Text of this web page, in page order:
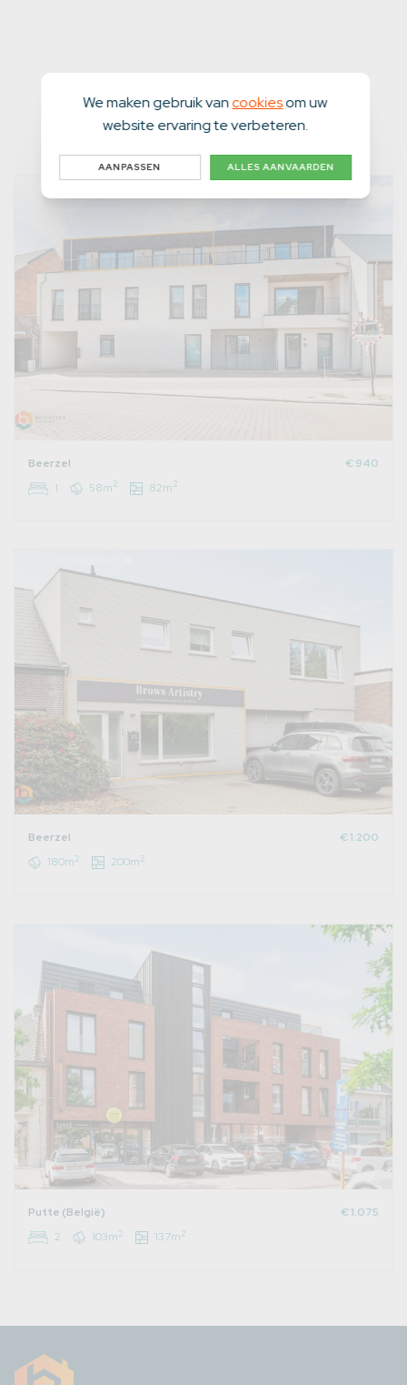
Panden in de buurt
Beerzel
€ 940
1
58m2 82m2
Beerzel
€ 1.200
180m2 200m2
Putte (België)
€ 1.075
2
103m2 137m2
We maken gebruik vancookiesom uw
website ervaring te verbeteren.
AANPASSEN ALLES AANVAARDEN